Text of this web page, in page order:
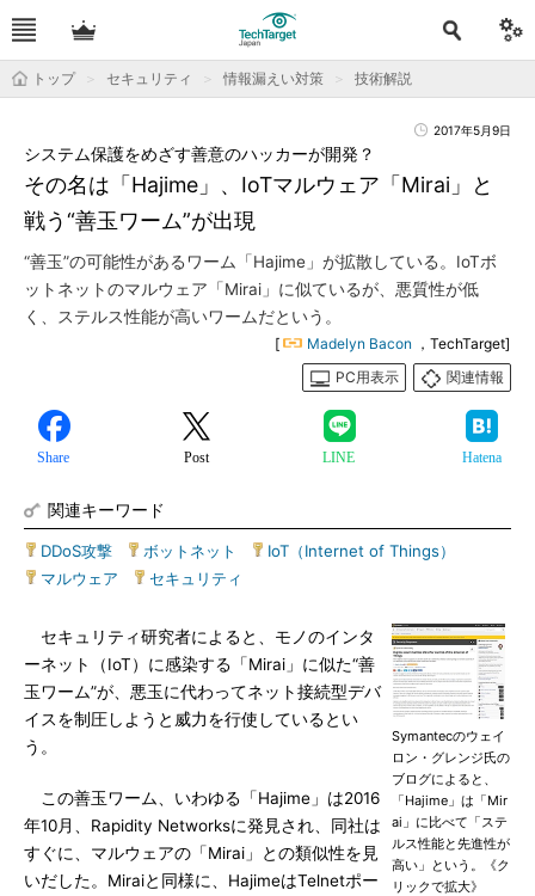
トップ セキュリティ 情報漏えい対策 技術解説
2017年5月9日
その名は「Hajime」、IoTマルウェア「Mirai」と
戦う“善玉ワーム”が出現
システム保護をめざす善意のハッカーが開発？
“善玉”の可能性があるワーム「Hajime」が拡散している。IoTボ
ットネットのマルウェア「Mirai」に似ているが、悪質性が低
く、ステルス性能が高いワームだという。
[ Madelyn Bacon ，TechTarget]
PC用表示
関連情報
Share Post LINE Hatena
関連キーワード
DDoS攻撃 ボットネット IoT（Internet of Things）
マルウェア
セキュリティ
Symantecのウェイ
ロン・グレンジ氏の
ブログによると、
「Hajime」は「Mir
ai」に比べて「ステ
ルス性能と先進性が
高い」という。《ク
リックで拡大》
セキュリティ研究者によると、モノのインタ
ーネット（IoT）に感染する「Mirai」に似た“善
玉ワーム”が、悪玉に代わってネット接続型デバ
イスを制圧しようと威力を行使しているとい
う。
この善玉ワーム、いわゆる「Hajime」は2016
年10月、Rapidity Networksに発見され、同社は
すぐに、マルウェアの「Mirai」との類似性を見
いだした。Miraiと同様に、HajimeはTelnetポー